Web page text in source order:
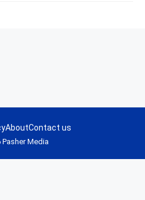
Media
AboutContact us